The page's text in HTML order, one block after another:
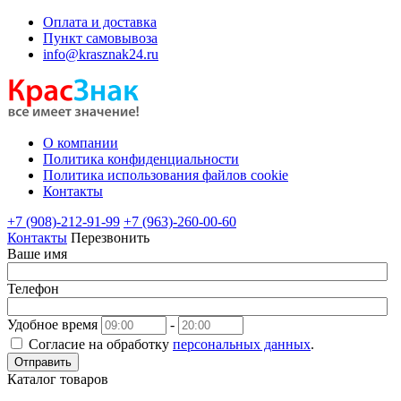
Оплата и доставка
Пункт самовывоза
info@krasznak24.ru
О компании
Политика конфиденциальности
Политика использования файлов cookie
Контакты
+7 (908)-212-91-99 +7 (963)-260-00-60
Контакты Перезвонить
Ваше имя
Телефон
Удобное время
-
Согласие на обработку персональных данных.
Отправить
Каталог товаров